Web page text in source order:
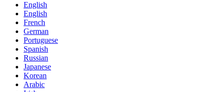
English
English
French
German
Portuguese
Spanish
Russian
Japanese
Korean
Arabic